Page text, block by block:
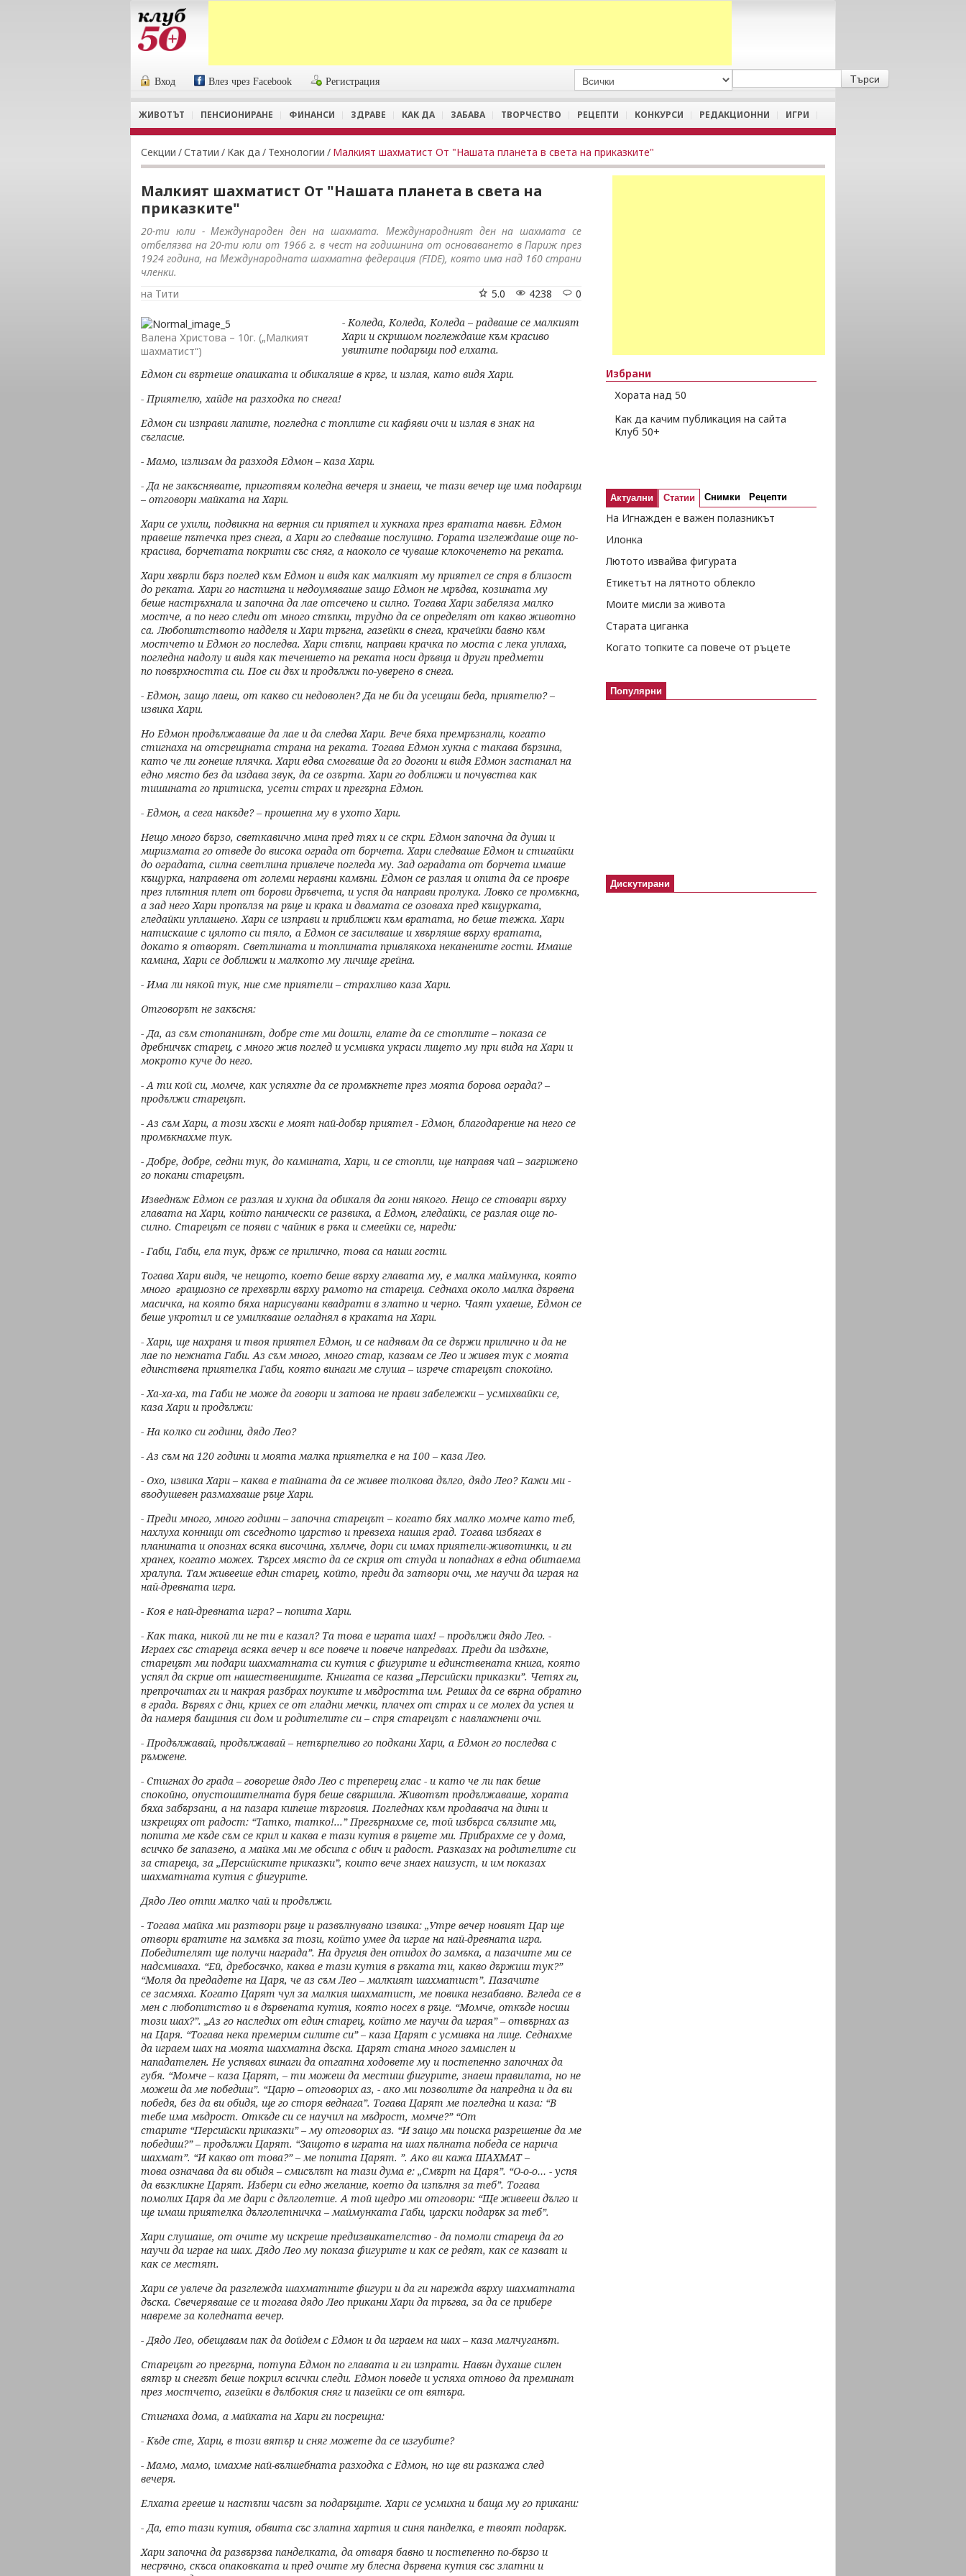
Вход Влез чрез Facebook Регистрация
ЖИВОТЪТ ПЕНСИОНИРАНЕ ФИНАНСИ ЗДРАВЕ КАК ДА ЗАБАВА ТВОРЧЕСТВО РЕЦЕПТИ КОНКУРСИ РЕДАКЦИОННИ ИГРИ
Секции /Статии / Как да / Технологии / Малкият шахматист От "Нашата планета в света на приказките"
Малкият шахматист От "Нашата планета в света на
приказките"
20-ти юли - Международен ден на шахмата. Международният ден на шахмата се
отбелязва на 20-ти юли от 1966 г. в чест на годишнина от основаването в Париж през
1924 година, на Международната шахматна федерация (FIDE), която има над 160 страни
членки.
на Тити
0
4238
5.0
Валена Христова – 10г. („Малкият
шахматист“)
- Коледа, Коледа, Коледа – радваше се малкият
Хари и скришом поглеждаше към красиво
увитите подаръци под елхата.
Едмон си въртеше опашката и обикаляше в кръг, и излая, като видя Хари.
- Приятелю, хайде на разходка по снега!
Едмон си изправи лапите, погледна с топлите си кафяви очи и излая в знак на
съгласие.
- Мамо, излизам да разходя Едмон – каза Хари.
- Да не закъснявате, приготвям коледна вечеря и знаеш, че тази вечер ще има подаръци
– отговори майката на Хари.
Хари се ухили, подвикна на верния си приятел и хукнаха през вратата навън. Едмон
правеше пътечка през снега, а Хари го следваше послушно. Гората изглеждаше още по-
красива, борчетата покрити със сняг, а наоколо се чуваше клокоченето на реката.
Хари хвърли бърз поглед към Едмон и видя как малкиятму приятел се спря в близост
до реката. Хари го настигна и недоумяваше защо Едмон не мръдва, козината му
беше настръхнала и започна да лае отсечено и силно. Тогава Хари забеляза малко
мостче, а по него следи от много стъпки, трудно да се определят от какво животно
са.Любопитството надделя и Хари тръгна, газейки в снега, крачейки бавно към
мостчето и Едмон го последва. Хари стъпи, направи крачка по моста с лека уплаха,
погледна надолу и видя как течението на реката носи дръвца и други предмети
по повърхността си. Пое си дъх и продължи по-уверено в снега.
- Едмон, защо лаеш, от какво си недоволен? Да не би да усещаш беда, приятелю? –
извика Хари.
Но Едмон продължаваше да лае и да следва Хари. Вече бяха премръзнали, когато
стигнаха на отсрещната страна на реката. Тогава Едмон хукна с такава бързина,
като че ли гонеше плячка. Хари едва смогваше да го догони и видя Едмон застанал на
едно място без да издава звук, да се озърта. Хари го доближи и почувства как
тишината го притиска, усети страх и прегърна Едмон.
- Едмон, а сега накъде? – прошепна му в ухото Хари.
Нещо много бързо, светкавично мина пред тях и се скри.Едмон започна да души и
миризмата го отведе до висока ограда от борчета. Хари следваше Едмон и стигайки
до оградата, силна светлина привлече погледа му. Зад оградата от борчета имаше
къщурка, направена от големи неравни камъни. Едмон се разлая и опита да се провре
през плътния плет от борови дръвчета, и успя да направи пролука. Ловко се промъкна,
а зад него Хари пропълзя на ръце и крака и двамата се озоваха пред къщурката,
гледайки уплашено.Хари се изправи и приближи към вратата, но беше тежка.Хари
натискаше с цялото си тяло, а Едмон се засилваше ихвърляше върху вратата,
докато я отворят. Светлината и топлината привлякоха неканените гости. Имаше
камина,Хари се доближи и малкото му личице грейна.
- Има ли някой тук, ние сме приятели – страхливо казаХари.
Отговорът не закъсня:
- Да, аз съм стопанинът, добре сте ми дошли, елате да се стоплите – показа се
дребничък старец, с много жив поглед и усмивка украси лицето му при вида на Хари и
мокрото куче до него.
- А ти кой си, момче, как успяхте да се промъкнете презмоята борова ограда? –
продължи старецът.
- Аз съм Хари, а този хъски е моят най-добър приятел -Едмон, благодарение на него се
промъкнахме тук.
- Добре, добре, седни тук, до камината, Хари, и се стопли, ще направя чай – загрижено
го покани старецът.
Изведнъж Едмон се разлая и хукна да обикаля да гони някого.Нещо се стовари върху
главата на Хари, който панически се развика, а Едмон, гледайки, се разлая още по-
силно. Старецът се появи с чайник в ръка и смеейки се, нареди:
- Габи, Габи, ела тук, дръж се прилично, това са наши гости.
Тогава Хари видя, че нещото, което беше върху главата му, е малка маймунка, която
много грациозно се прехвърли върху рамото на стареца. Седнаха около малка дървена
масичка, на която бяха нарисувани квадрати в златно и черно. Чаят ухаеше, Едмон се
беше укротил и се умилкваше огладнял в краката на Хари.
- Хари, ще нахраня и твоя приятел Едмон, и се надявам да се държи прилично и да не
лае по нежната Габи. Аз съм много,много стар, казвам се Лео и живея тук с моята
единствена приятелка Габи, която винаги ме слуша – изрече старецът спокойно.
- Ха-ха-ха, та Габи не може да говори и затова не прави забележки – усмихвайки се,
каза Хари и продължи:
- На колко си години, дядо Лео?
- Аз съм на 120 години и моята малка приятелка е на 100 – каза Лео.
- Охо, извика Хари – каква е тайната да се живее толкова дълго, дядо Лео? Кажи ми -
въодушевен размахваше ръцеХари.
- Преди много, много години – започна старецът – когато бях малко момче като теб,
нахлуха конници от съседното царство и превзеха нашия град. Тогава избягах в
планината и опознах всяка височина, хълмче, дори си имах приятели-животинки, и ги
хранех, когато можех. Търсех място да се скрия от студа и попаднах в една обитаема
хралупа. Тамживееше един старец, който, преди да затвори очи, ме научи да играя на
най-древната игра.
- Коя е най-древната игра? – попита Хари.
- Как така, никой ли не ти е казал? Та това е играта шах! – продължи дядо Лео. -
Играех със стареца всяка вечер и все повече и повече напредвах. Преди да издъхне,
старецът ми подари шахматната си кутия с фигурите и единствената книга, която
успял да скрие от нашествениците. Книгата се казва „Персийски приказки”. Четях ги,
препрочитах ги и накрая разбрах поуките и мъдростта им. Реших да се върна обратно
в града. Вървях с дни, криех се от гладни мечки, плачех от страхи се молех да успея и
да намеря бащиния си дом и родителите си – спря старецът с навлажнени очи.
- Продължавай, продължавай – нетърпеливо го подканиХари, а Едмон го последва с
ръмжене.
- Стигнах до града – говореше дядо Лео с треперещ глас - и като че ли пак беше
спокойно, опустошителната буря беше свършила. Животът продължаваше, хората
бяха забързани, а на пазара кипеше търговия. Погледнах към продавача на дини и
изкрещях от радост: “Татко, татко!...” Прегърнахме се, той избърса сълзите ми,
попита ме къде съм се крил и каква е тази кутия в ръцете ми. Прибрахме се у дома,
всичко бе запазено, а майка ми ме обсипа с обич и радост. Разказахна родителите си
за стареца, за „Персийските приказки”, които вече знаех наизуст, и им показах
шахматната кутия с фигурите.
Дядо Лео отпи малко чай и продължи.
- Тогава майка ми разтвори ръце и развълнувано извика: „Утре вечер новият Цар ще
отвори вратите на замъка за този, който умее да играе на най-древната игра.
Победителят ще получи награда”. На другия ден отидох до замъка, а пазачите ми се
надсмиваха. “Ей, дребосъчко, каква е тази кутия в ръката ти, какво държиш тук?”
“Моля да предадете на Царя, че аз съм Лео – малкият шахматист”. Пазачите
се засмяха. Когато Царят чул за малкия шахматист, ме повика незабавно. Вгледа се в
мен с любопитство и в дървената кутия, която носех в ръце. “Момче, откъде носиш
този шах?”. „Аз го наследих от един старец, който ме научи да играя” – отвърнах аз
на Царя. “Тогава нека премерим силите си” – каза Царят с усмивка на лице. Седнахме
да играем шахна моята шахматна дъска. Царят стана много замислен и
нападателен. Не успявах винаги да отгатна ходовете му и постепенно започнах да
губя. “Момче – каза Царят, – тиможеш да местиш фигурите, знаеш правилата, но не
можеш да ме победиш”. “Царю – отговорих аз, - ако ми позволите да напредна и да ви
победя, без да ви обидя, ще го сторя веднага”. Тогава Царят ме погледна и каза: “В
тебе има мъдрост. Откъде си се научил на мъдрост, момче?” “От
старите “Персийски приказки” – му отговорих аз. “И защо ми поиска разрешение да ме
победиш?” – продължи Царят. “Защото в играта на шах пълната победа се нарича
шахмат”. “И какво от това?” – ме попита Царят. ”. Ако ви кажа ШАХМАТ –
това означава да ви обидя – смисълът на тази дума е: „Смърт на Царя”. “О-о-о… - успя
да възкликне Царят. Избери си едножелание, което да изпълня за теб”. Тогава
помолих Царя даме дари с дълголетие. А той щедро ми отговори: “Ще живееш дълго и
ще имаш приятелка дълголетничка – маймункатаГаби, царски подарък за теб”.
Хари слушаше, от очите му искреше предизвикателство - да помоли стареца да го
научи да играе на шах. Дядо Леому показа фигурите и как се редят, как се казват и
как семестят.
Хари се увлече да разглежда шахматните фигури и да ги нарежда върху шахматната
дъска. Свечеряваше се и тогава дядо Лео прикани Хари да тръгва, за да се прибере
навреме за коледната вечер.
- Дядо Лео, обещавам пак да дойдем с Едмон и да играем на шах – каза малчуганът.
Старецът го прегърна, потупа Едмон по главата и ги изпрати. Навън духаше силен
вятър и снегът беше покрил всички следи. Едмон поведе и успяха отново да преминат
презмостчето, газейки в дълбокия сняг и пазейки се от вятъра.
Стигнаха дома, а майката на Хари ги посрещна:
- Къде сте, Хари, в този вятър и сняг можете да се изгубите?
- Мамо, мамо, имахме най-вълшебната разходка с Едмон, но ще ви разкажа след
вечеря.
Елхата грееше и настъпи часът за подаръците. Хари се усмихна и баща му го прикани:
- Да, ето тази кутия, обвита със златна хартия и синя панделка, е твоят подарък.
Хари започна да развързва панделката, да отваря бавно и постепенно по-бързо и
несръчно, скъса опаковката и пред очите му блесна дървена кутия със златни и
Избрани
Хората над 50
Как да качим публикация на сайта
Клуб 50+
Актуални Статии Снимки Рецепти
На Игнажден е важен полазникът
Илонка
Лютото извайва фигурата
Етикетът на лятното облекло
Моите мисли за живота
Старата циганка
Когато топките са повече от ръцете
Популярни
Дискутирани